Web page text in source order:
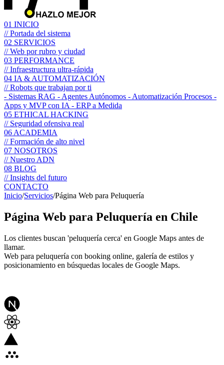
01 INICIO
// Portada del sistema
02 SERVICIOS
// Web por rubro y ciudad
03 PERFORMANCE
// Infraestructura ultra-rápida
04 IA & AUTOMATIZACIÓN
// Robots que trabajan por ti
- Sistemas RAG - Agentes Autónomos - Automatización Procesos -
Apps y MVP con IA - ERP a Medida
05 ETHICAL HACKING
// Seguridad ofensiva real
06 ACADEMIA
// Formación de alto nivel
07 NOSOTROS
// Nuestro ADN
08 BLOG
// Insights del futuro
CONTACTO
Inicio/Servicios/Página Web para Peluquería
Página Web para Peluquería en Chile
Los clientes buscan 'peluquería cerca' en Google Maps antes de
llamar.
Web para peluquería con booking online, galería de estilos y
posicionamiento en búsquedas locales de Google Maps.